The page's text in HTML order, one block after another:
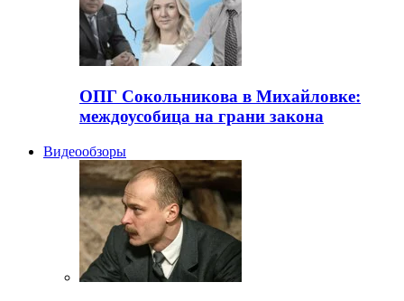
ОПГ Сокольникова в Михайловке:
междоусобица на грани закона
Видеообзоры